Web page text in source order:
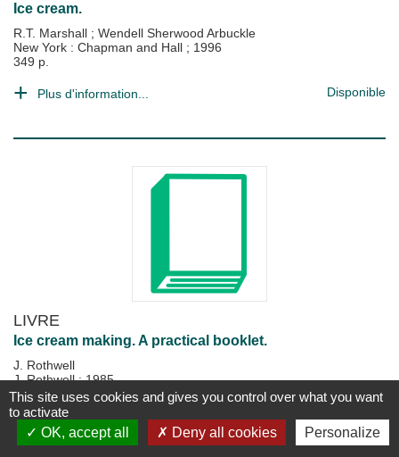
Ice cream.
R.T. Marshall ; Wendell Sherwood Arbuckle
New York : Chapman and Hall ; 1996
349 p.
Plus d'information... Disponible
LIVRE
Ice cream making. A practical booklet.
J. Rothwell
J. Rothwell;1985
102 p.
Plus d'information... Disponible
This site uses cookies and gives you control over what you want
to activate
OK, accept all
Deny all cookies Personalize